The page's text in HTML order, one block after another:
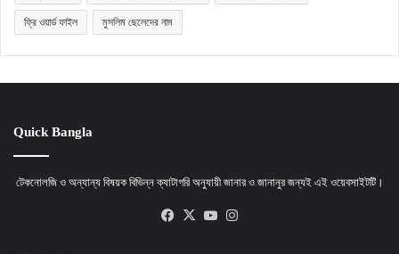
ফ্রি ওয়ার্ড ফাইল মুসলিম ছেলেদের নাম
Quick Bangla
টেকনোলজি ও অন্যান্য বিষয়ক বিভিন্ন ক্যাটাগরি অনুযায়ী জানার ও জানানুর জন্যই এই ওয়েবসাইটটি।
Facebook
X YouTube